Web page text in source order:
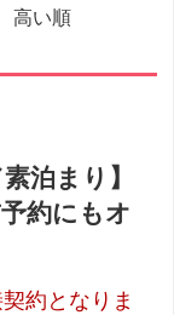
高い順
泊まり】
約にもオ
約となりま